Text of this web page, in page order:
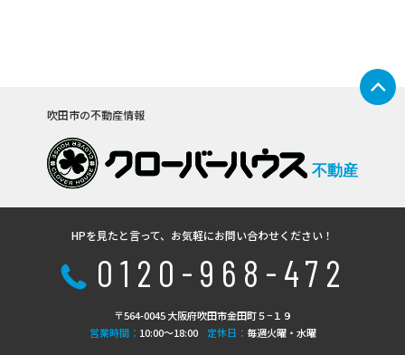
吹田市の不動産情報
不動産
HPを見たと言って、お気軽にお問い合わせください！
0120-968-472
〒564-0045 大阪府吹田市金田町５−１９
営業時間： 10:00〜18:00 定休日： 毎週火曜・水曜